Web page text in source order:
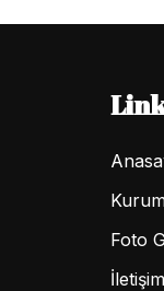
Foto
İletişim